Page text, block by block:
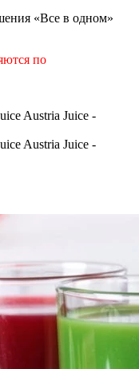
«Все в одном»
по
Austria Juice -
Austria Juice -